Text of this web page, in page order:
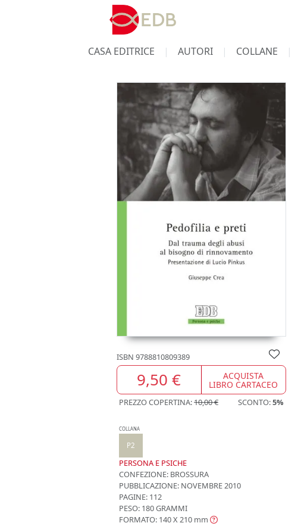
CASA EDITRICE AUTORI COLLANE
ISBN 9788810809389
9,50 € ACQUISTA
LIBRO CARTACEO
PREZZO COPERTINA:10,00 € SCONTO:5%
COLLANA
P2
PERSONA E PSICHE
CONFEZIONE: BROSSURA
PUBBLICAZIONE: NOVEMBRE 2010
PAGINE: 112
PESO: 180 GRAMMI
FORMATO: 140 X 210 mm